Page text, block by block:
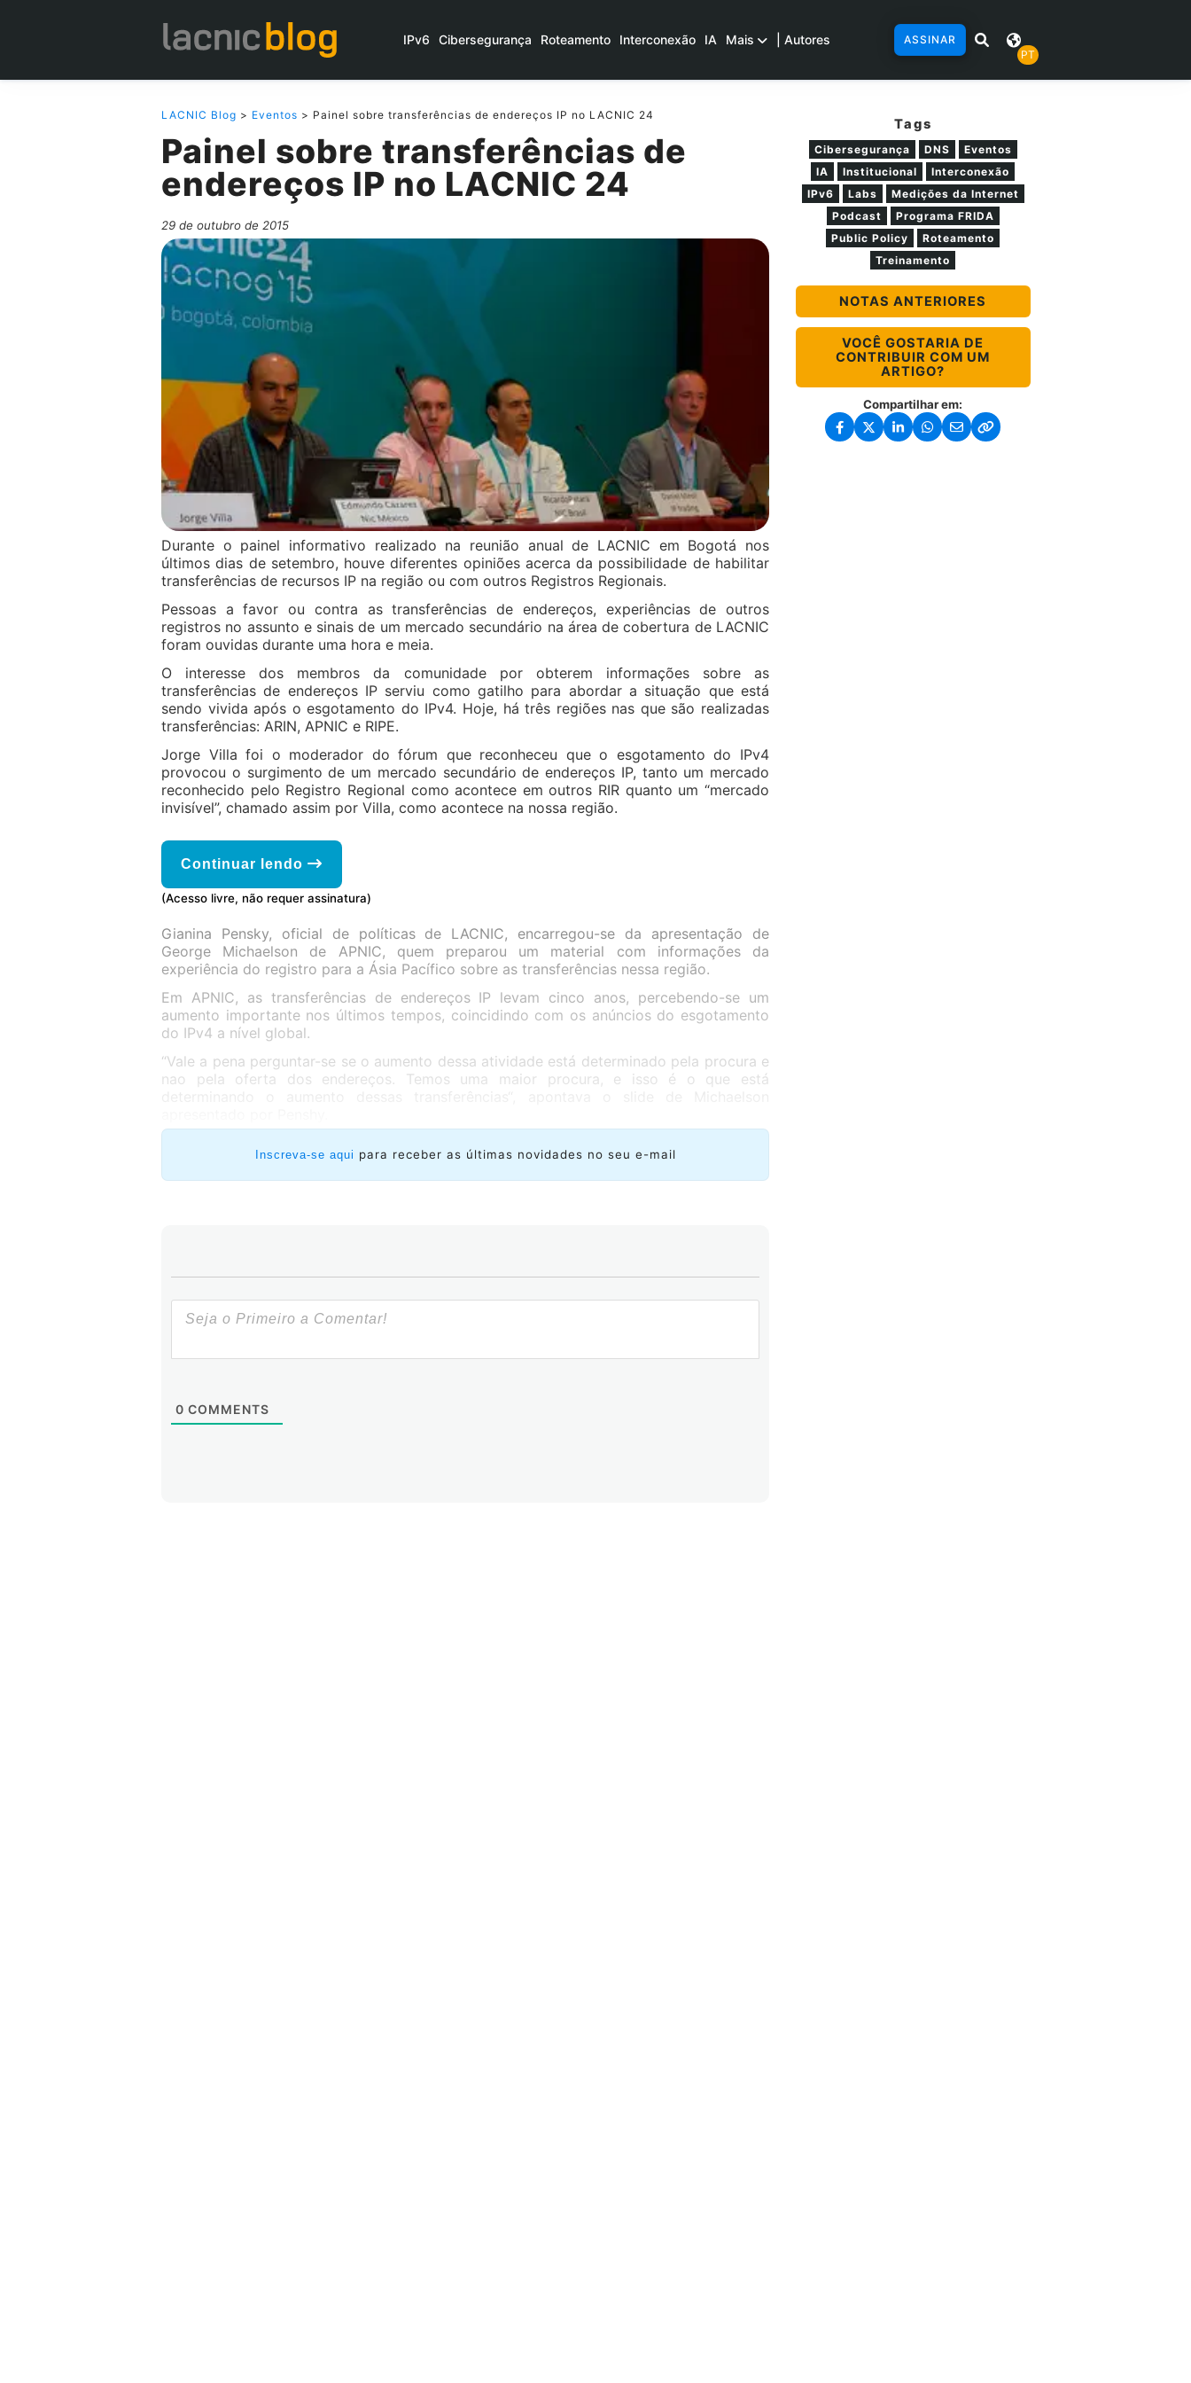
IPv6 Cibersegurança Roteamento Interconexão IA Mais | Autores
ASSINAR
PT
LACNIC Blog > Eventos > Painel sobre transferências de endereços IP no LACNIC 24
Painel sobre transferências de
endereços IP no LACNIC 24
29 de outubro de 2015
Durante o painel informativo realizado na reunião anual de LACNIC em Bogotá nos
últimos dias de setembro, houve diferentes opiniões acerca da possibilidade de habilitar
transferências de recursos IP na região ou com outros Registros Regionais.
Pessoas a favor ou contra as transferências de endereços, experiências de outros
registros no assunto e sinais de um mercado secundário na área de cobertura de LACNIC
foram ouvidas durante uma hora e meia.
O interesse dos membros da comunidade por obterem informações sobre as
transferências de endereços IP serviu como gatilho para abordar a situação que está
sendo vivida após o esgotamento do IPv4. Hoje, há três regiões nas que são realizadas
transferências: ARIN, APNIC e RIPE.
Jorge Villa foi o moderador do fórum que reconheceu que o esgotamento do IPv4
provocou o surgimento de um mercado secundário de endereços IP, tanto um mercado
reconhecido pelo Registro Regional como acontece em outros RIR quanto um “mercado
invisível”, chamado assim por Villa, como acontece na nossa região.
Continuar lendo
(Acesso livre, não requer assinatura)
Gianina Pensky, oficial de políticas de LACNIC, encarregou-se da apresentação de
George Michaelson de APNIC, quem preparou um material com informações da
experiência do registro para a Ásia Pacífico sobre as transferências nessa região.
Em APNIC, as transferências de endereços IP levam cinco anos, percebendo-se um
aumento importante nos últimos tempos, coincidindo com os anúncios do esgotamento
do IPv4 a nível global.
“Vale a pena perguntar-se se o aumento dessa atividade está determinado pela procura e
nao pela oferta dos endereços. Temos uma maior procura, e isso é o que está
Inscreva-se aqui para receber as últimas novidades no seu e-mail
0 COMMENTS
Tags
Cibersegurança DNS
Eventos
IA
Institucional
Interconexão
IPv6
Labs
Medições da Internet
Podcast
Programa FRIDA
Public Policy
Roteamento
Treinamento
NOTAS ANTERIORES
VOCÊ GOSTARIA DE
CONTRIBUIR COM UM
ARTIGO?
Compartilhar em: